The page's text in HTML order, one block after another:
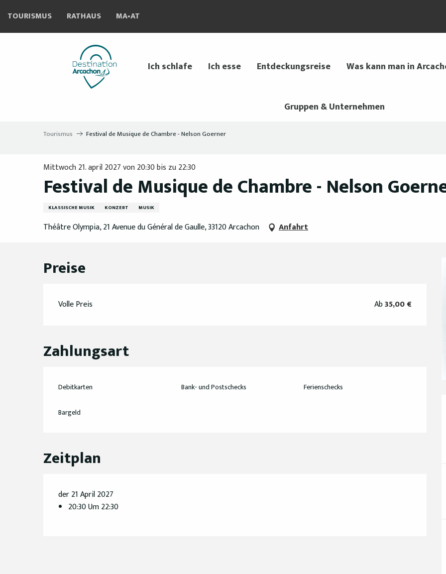
contenu
TOURISMUS RATHAUS MA•AT
Ich schlafe Ich esse Entdeckungsreise Was kann man in
Gruppen & Unternehmen
Tourismus Festival de Musique de Chambre - Nelson Goerner
Mittwoch 21. april 2027 von 20:30 bis zu 22:30
Festival de Musique de Chambre - Nelson
KLASSISCHE MUSIK KONZERT MUSIK
Théâtre Olympia, 21 Avenue du Général de Gaulle, 33120 Arcachon Anfahrt
Preise
Volle Preis Ab35,00 €
Zahlungsart
Debitkarten Bank- und Postschecks Ferienschecks
Bargeld
Zeitplan
der 21 April 2027
20:30 Um 22:30